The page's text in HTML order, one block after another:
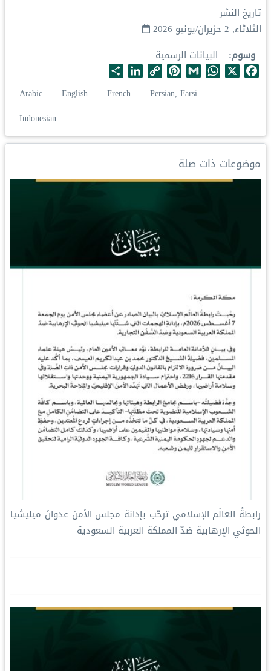
تاريخ النشر
الثلاثاء, 2 حزيران/يونيو 2026
وسوم
البيانات الرسمية
F
o
o
k
X
W
A
p
p
G
m
a
P
i
n
r
t
C
i
L
i
n
d
h
a
Arabic English French
Persian, Farsi
Indonesian
موضوعات ذات صلة
رابطةُ العالَم الإسلامي ترحّب بإدانة مجلس الأمن عدوانَ ميليشيا
الحوثي الإرهابية ضدّ المملكة العربية السعودية